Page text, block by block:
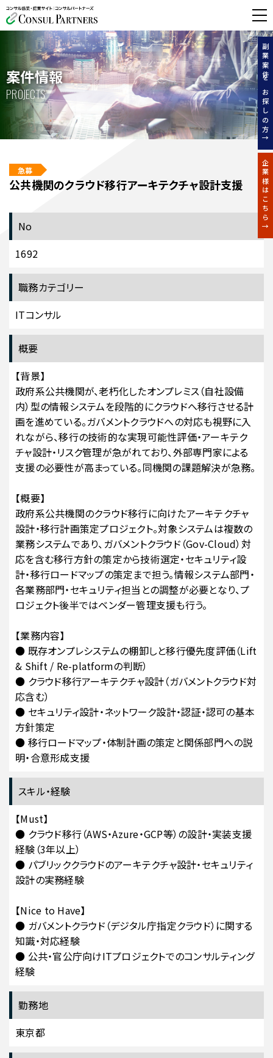
無料相談する
副業案件をお探しの方↑
企業様はこちら↑
案件情報
PROJECTS
急募
公共機関のクラウド移行アーキテクチャ設計支援
No
1692
職務カテゴリー
ITコンサル
概要
【背景】
政府系公共機関が、老朽化したオンプレミス（自社設備
内）型の情報システムを段階的にクラウドへ移行させる計
画を進めている。ガバメントクラウドへの対応も視野に入
れながら、移行の技術的な実現可能性評価・アーキテク
チャ設計・リスク管理が急がれており、外部専門家による
支援の必要性が高まっている。同機関の課題解決が急務。
【概要】
政府系公共機関のクラウド移行に向けたアーキテクチャ
設計・移行計画策定プロジェクト。対象システムは複数の
業務システムであり、ガバメントクラウド（Gov-Cloud）対
応を含む移行方針の策定から技術選定・セキュリティ設
計・移行ロードマップの策定まで担う。情報システム部門・
各業務部門・セキュリティ担当との調整が必要となり、プ
ロジェクト後半ではベンダー管理支援も行う。
【業務内容】
● 既存オンプレシステムの棚卸しと移行優先度評価（Lift
& Shift / Re-platformの判断）
● クラウド移行アーキテクチャ設計（ガバメントクラウド対
応含む）
● セキュリティ設計・ネットワーク設計・認証・認可の基本
方針策定
● 移行ロードマップ・体制計画の策定と関係部門への説
明・合意形成支援
スキル・経験
【Must】
● クラウド移行（AWS・Azure・GCP等）の設計・実装支援
経験（3年以上）
● パブリッククラウドのアーキテクチャ設計・セキュリティ
設計の実務経験
【Nice to Have】
● ガバメントクラウド（デジタル庁指定クラウド）に関する
知識・対応経験
● 公共・官公庁向けITプロジェクトでのコンサルティング
経験
勤務地
東京都